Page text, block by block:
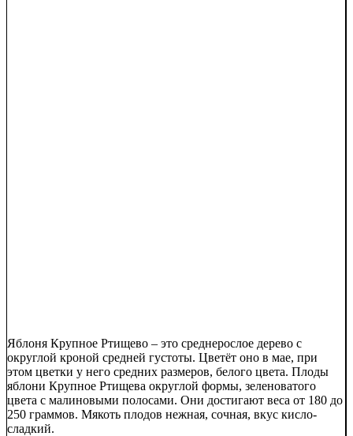
Яблоня Крупное Ртищево – это среднерослое дерево с
округлой кроной средней густоты. Цветёт оно в мае, при
этом цветки у него средних размеров, белого цвета. Плоды
яблони Крупное Ртищева округлой формы, зеленоватого
цвета с малиновыми полосами. Они достигают веса от 180 до
250 граммов. Мякоть плодов нежная, сочная, вкус кисло-
сладкий.